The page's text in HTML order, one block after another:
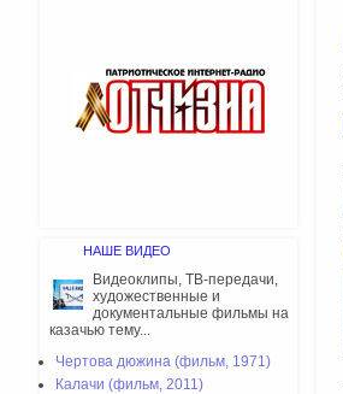
НАШЕ ВИДЕО
Видеоклипы, ТВ-передачи,
художественные и
документальные фильмы на
казачью тему...
Чертова дюжина (фильм, 1971)
Калачи (фильм, 2011)